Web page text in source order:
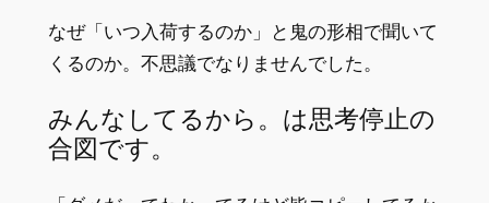
なぜ「いつ入荷するのか」と鬼の形相で聞いて
くるのか。不思議でなりませんでした。
みんなしてるから。は思考停止の
合図です。